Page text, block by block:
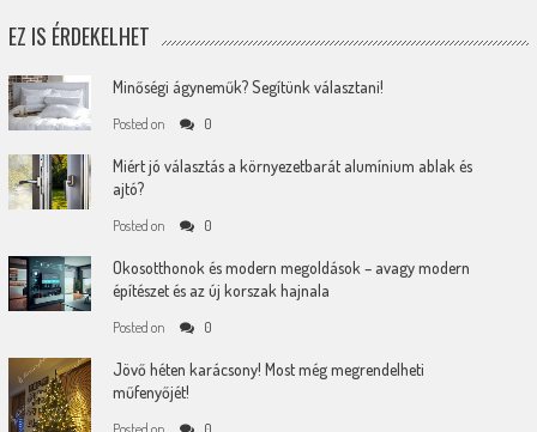
EZ IS ÉRDEKELHET
Minőségi ágyneműk? Segítünk választani!
Posted on 0
Miért jó választás a környezetbarát alumínium ablak és
ajtó?
Posted on 0
Okosotthonok és modern megoldások – avagy modern
építészet és az új korszak hajnala
Posted on 0
Jövő héten karácsony! Most még megrendelheti
műfenyőjét!